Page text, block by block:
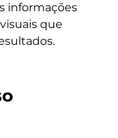
informações
que